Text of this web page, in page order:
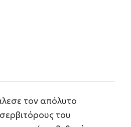
τον απόλυτο
του